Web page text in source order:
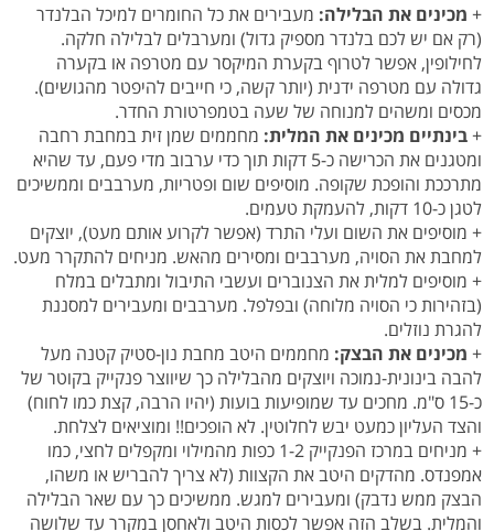
+ מכינים את הבלילה: מעבירים את כל החומרים למיכל הבלנדר
(רק אם יש לכם בלנדר מספיק גדול) ומערבלים לבלילה חלקה.
לחילופין, אפשר לטרוף בקערת המיקסר עם מטרפה או בקערה
גדולה עם מטרפה ידנית (יותר קשה, כי חייבים להיפטר מהגושים).
מכסים ומשהים למנוחה של שעה בטמפרטורת החדר.
+בינתיים מכינים את המלית: מחממים שמן זית במחבת רחבה
ומטגנים את הכרישה כ-5 דקות תוך כדי ערבוב מדי פעם, עד שהיא
מתרככת והופכת שקופה. מוסיפים שום ופטריות, מערבבים וממשיכים
לטגן כ-10 דקות, להעמקת טעמים.
+ מוסיפים את השום ועלי התרד (אפשר לקרוע אותם מעט), יוצקים
למחבת את הסויה, מערבבים ומסירים מהאש. מניחים להתקרר מעט.
+ מוסיפים למלית את הצנוברים ועשבי התיבול ומתבלים במלח
(בזהירות כי הסויה מלוחה) ובפלפל. מערבבים ומעבירים למסננת
להגרת נוזלים.
+ מכינים את הבצק: מחממים היטב מחבת נון-סטיק קטנה מעל
להבה בינונית-נמוכה ויוצקים מהבלילה כך שיווצר פנקייק בקוטר של
כ-15 ס"מ. מחכים עד שמופיעות בועות (יהיו הרבה, קצת כמו לחוח)
והצד העליון כמעט יבש לחלוטין. לא הופכים!! ומוציאים לצלחת.
+ מניחים במרכז הפנקייק 1-2 כפות מהמילוי ומקפלים לחצי, כמו
אמפנדס. מהדקים היטב את הקצוות (לא צריך להבריש או משהו,
הבצק ממש נדבק) ומעבירים למגש. ממשיכים כך עם שאר הבלילה
והמלית. בשלב הזה אפשר לכסות היטב ולאחסן במקרר עד שלושה